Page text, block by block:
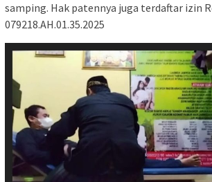
samping. Hak patennya juga terdaftar izin
079218.AH.01.35.2025